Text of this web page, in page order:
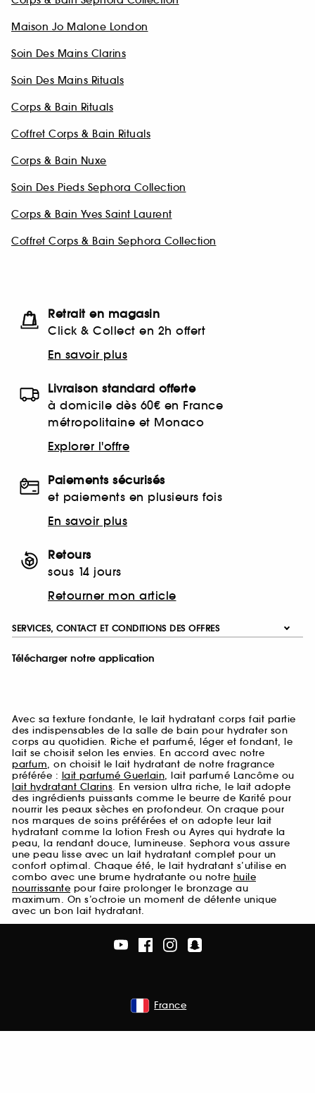
Maison Jo Malone London
Soin Des Mains Clarins
Soin Des Mains Rituals
Corps & Bain Rituals
Coffret Corps & Bain Rituals
Corps & Bain Nuxe
Soin Des Pieds Sephora Collection
Corps & Bain Yves Saint Laurent
Coffret Corps & Bain Sephora Collection
Retrait en magasin
Click & Collect en 2h offert
En savoir plus
Livraison standard offerte
à domicile dès 60€ en France
métropolitaine et Monaco
Explorer l'offre
Paiements sécurisés
et paiements en plusieurs fois
En savoir plus
Retours
sous 14 jours
Retourner mon article
SERVICES, CONTACT ET CONDITIONS DES OFFRES
Télécharger notre application
Avec sa texture fondante, le lait hydratant corps fait partie
des indispensables de la salle de bain pour hydrater son
corps au quotidien. Riche et parfumé, léger et fondant, le
lait se choisit selon les envies. En accord avec notre
parfum, on choisit le lait hydratant de notre fragrance
préférée : lait parfumé Guerlain, lait parfumé Lancôme ou
lait hydratant Clarins. En version ultra riche, le lait adopte
des ingrédients puissants comme le beurre de Karité pour
nourrir les peaux sèches en profondeur. On craque pour
nos marques de soins préférées et on adopte leur lait
hydratant comme la lotion Fresh ou Ayres qui hydrate la
peau, la rendant douce, lumineuse. Sephora vous assure
une peau lisse avec un lait hydratant complet pour un
confort optimal. Chaque été, le lait hydratant s’utilise en
combo avec une brume hydratante ou notre huile
nourrissante pour faire prolonger le bronzage au
maximum. On s’octroie un moment de détente unique
avec un bon lait hydratant.
France